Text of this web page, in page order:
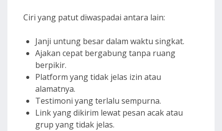
Ciri yang patut diwaspadai antara lain:
Janji untung besar dalam waktu singkat.
Ajakan cepat bergabung tanpa ruang
berpikir.
Platform yang tidak jelas izin atau
alamatnya.
Testimoni yang terlalu sempurna.
Link yang dikirim lewat pesan acak atau
grup yang tidak jelas.